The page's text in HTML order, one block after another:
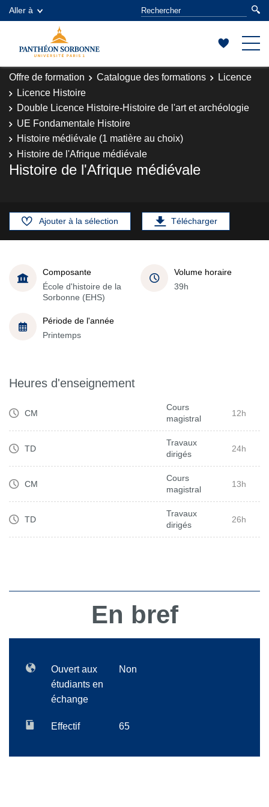
Aller à
Offre de formation Catalogue des formations
Licence
Licence Histoire
Double Licence Histoire-Histoire de l'art et archéologie
UE Fondamentale Histoire
Histoire médiévale (1 matière au choix)
Histoire de l'Afrique médiévale
Histoire de l'Afrique médiévale
Ajouter à la sélection Télécharger
Composante
École d'histoire de la
Sorbonne (EHS)
Volume horaire
39h
Période de l'année
Printemps
Heures d'enseignement
CM
Cours
magistral
12h
TD
Travaux
dirigés
24h
CM
Cours
magistral
13h
TD
Travaux
dirigés
26h
En bref
Ouvert aux
étudiants en
échange
Non
Effectif 65